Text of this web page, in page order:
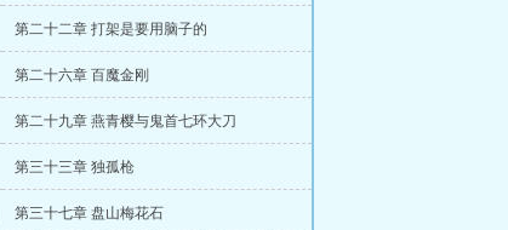
第二十二章 打架是要用脑子的
第二十六章 百魔金刚
第二十九章 燕青樱与鬼首七环大刀
第三十三章 独孤枪
第三十七章 盘山梅花石